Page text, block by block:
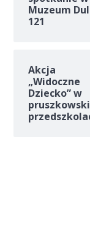
Muzeum
121
Akcja
„Widoczne
Dziecko” w